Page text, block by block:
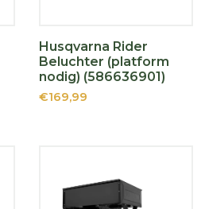
Husqvarna Rider
Beluchter (platform
nodig) (586636901)
€169,99